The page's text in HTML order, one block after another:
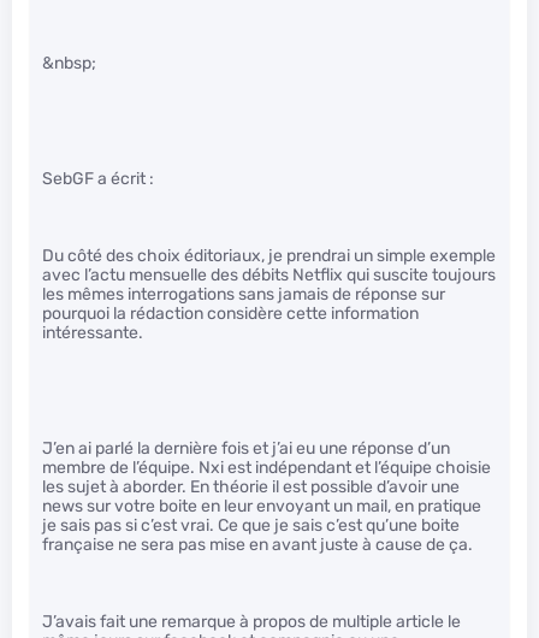
&nbsp;
SebGF a écrit :
Du côté des choix éditoriaux, je prendrai un simple exemple
avec l’actu mensuelle des débits Netflix qui suscite toujours
les mêmes interrogations sans jamais de réponse sur
pourquoi la rédaction considère cette information
intéressante.
J’en ai parlé la dernière fois et j’ai eu une réponse d’un
membre de l’équipe. Nxi est indépendant et l’équipe choisie
les sujet à aborder. En théorie il est possible d’avoir une
news sur votre boite en leur envoyant un mail, en pratique
je sais pas si c’est vrai. Ce que je sais c’est qu’une boite
française ne sera pas mise en avant juste à cause de ça.
J’avais fait une remarque à propos de multiple article le